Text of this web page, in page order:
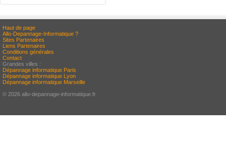
Haut de page
Allo-Depannage-Informatique ?
Sites Partenaires
Liens Partenaires
Conditions générales
Contact
Grandes villes :
Dépannage informatique Paris
Dépannage informatique Lyon
Dépannage informatique Marseille
© 2026 allo-depannage-informatique.fr